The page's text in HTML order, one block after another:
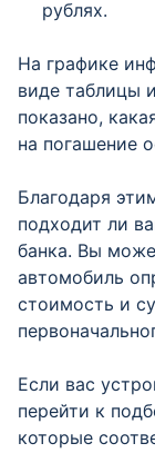
рублях.
На графике
виде таблицы
показано,
на погашение
Благодаря
подходит ли
банка. Вы
автомобиль
стоимость и
Если вас
перейти к
которые